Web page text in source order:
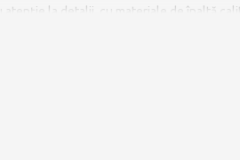
la detalii, cu materiale de înaltă